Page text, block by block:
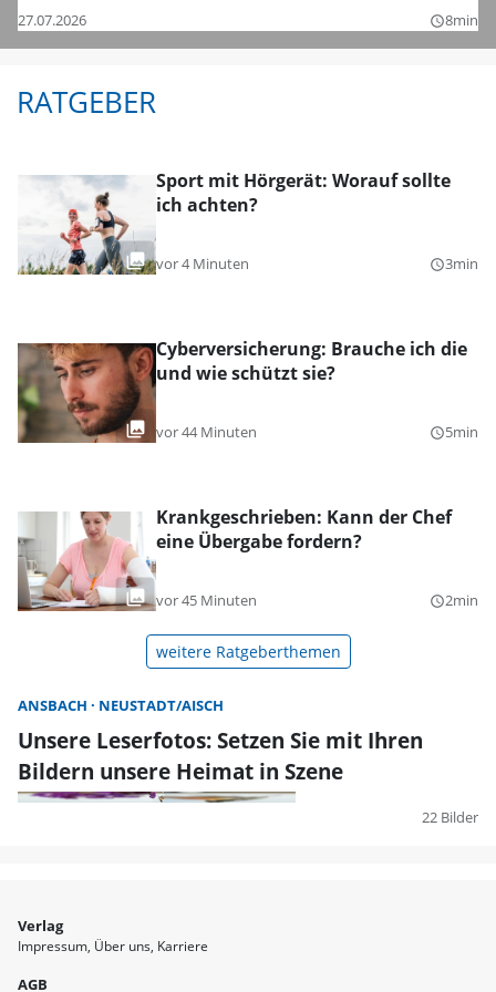
27.07.2026 query_builder8min
RATGEBER
Sport mit Hörgerät: Worauf sollte
ich achten?
vor 4 Minuten query_builder3min
Cyberversicherung: Brauche ich die
und wie schützt sie?
vor 44 Minuten query_builder5min
Krankgeschrieben: Kann der Chef
eine Übergabe fordern?
vor 45 Minuten query_builder2min
weitere Ratgeberthemen
ANSBACH NEUSTADT/AISCH
Unsere Leserfotos: Setzen Sie mit Ihren
Bildern unsere Heimat in Szene
22 Bilder
Verlag
Impressum Über uns Karriere
AGB